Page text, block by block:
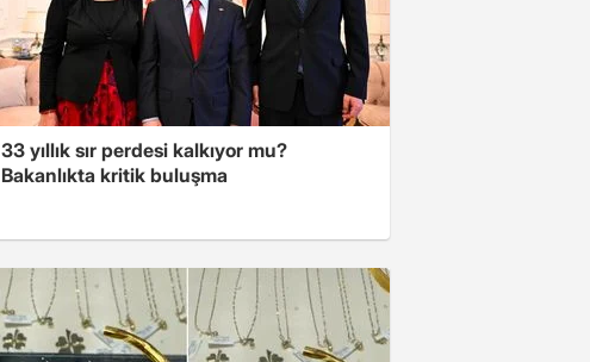
33 yıllık sır perdesi kalkıyor mu?
Bakanlıkta kritik buluşma